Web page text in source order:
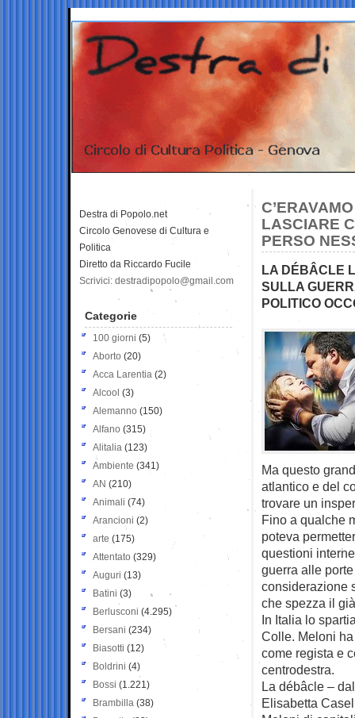
LASCIARE
PERSO
LA DÉBÂCLE
SULLA
POLITICO
Ma questo
atlantico e del
trovare un
Fino a qualche
poteva
questioni
guerra alle
considerazione
che spezza il
In Italia lo
Colle. Meloni
come regista e
centrodestra.
La débâcle –
Elisabetta
Destra di Popolo.net
Circolo Genovese di Cultura e
Politica
Diretto da Riccardo Fucile
Scrivici: destradipopolo@gmail.com
Categorie
100 giorni (5)
Aborto (20)
Acca Larentia (2)
Alcool (3)
Alemanno (150)
Alfano (315)
Alitalia (123)
Ambiente (341)
AN (210)
Animali (74)
Arancioni (2)
arte (175)
Attentato (329)
Auguri (13)
Batini (3)
Berlusconi (4.295)
Bersani (234)
Biasotti (12)
Boldrini (4)
Bossi (1.221)
Brambilla (38)